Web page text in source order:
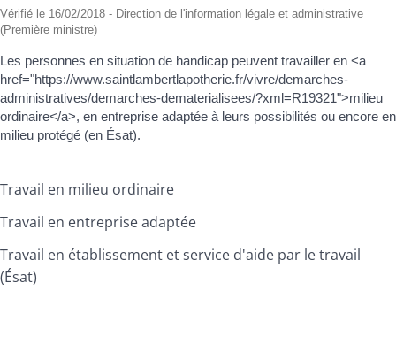
Vérifié le 16/02/2018 - Direction de l'information légale et administrative
(Première ministre)
Les personnes en situation de handicap peuvent travailler en <a
href="https://www.saintlambertlapotherie.fr/vivre/demarches-
administratives/demarches-dematerialisees/?xml=R19321">milieu
ordinaire</a>, en entreprise adaptée à leurs possibilités ou encore en
milieu protégé (en Ésat).
Travail en milieu ordinaire
Travail en entreprise adaptée
Travail en établissement et service d'aide par le travail
(Ésat)